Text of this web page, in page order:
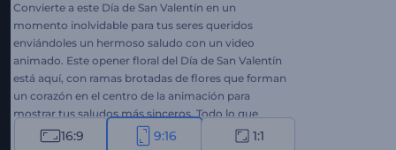
Convierte a este Día de San Valentín en un
momento inolvidable para tus seres queridos
enviándoles un hermoso saludo con un video
animado. Este opener floral del Día de San Valentín
está aquí, con ramas brotadas de flores que forman
un corazón en el centro de la animación para
mostrar tus saludos más sinceros. Todo lo que
debes hacer es escribir tus mensajes románticos y
16:9 9:16 1:1